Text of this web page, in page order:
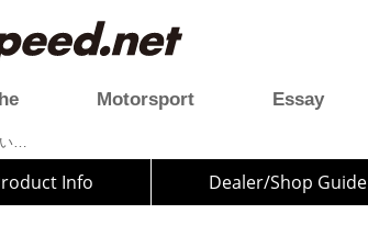
Motorsport Essay
【Auto Bild】誕生から25周年を迎えた「アウディTT」について名デザイナーのペター シュライヤーが語る
Info Dealer/Shop Guide